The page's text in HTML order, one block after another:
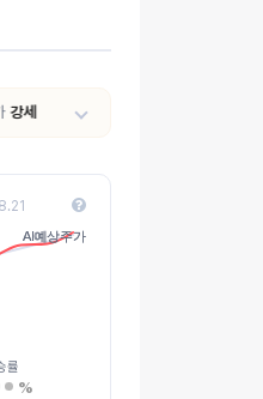
→ 중립 으로 전환되었습니다.(최근 7일 주
AI예상주가
AI예상주가
08.20
률
%